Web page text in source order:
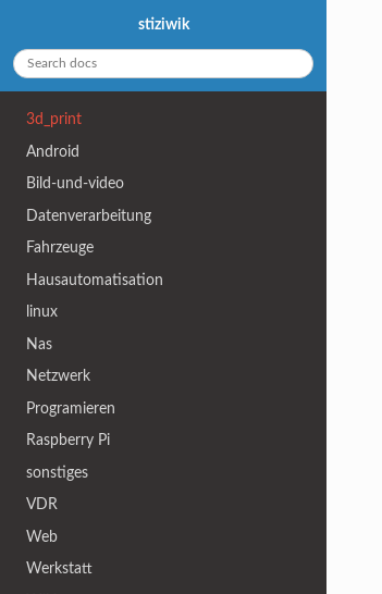
stiziwik
3d_print
Android
Bild-und-video
Datenverarbeitung
Fahrzeuge
Hausautomatisation
linux
Nas
Netzwerk
Programieren
Raspberry Pi
sonstiges
VDR
Web
Werkstatt